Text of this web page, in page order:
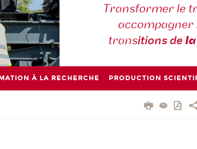
Transformer le
accompagner
transitions de la
À LA RECHERCHE PRODUCTION